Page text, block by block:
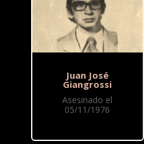
Juan José
Giangrossi
Asesinado el
05/11/1976